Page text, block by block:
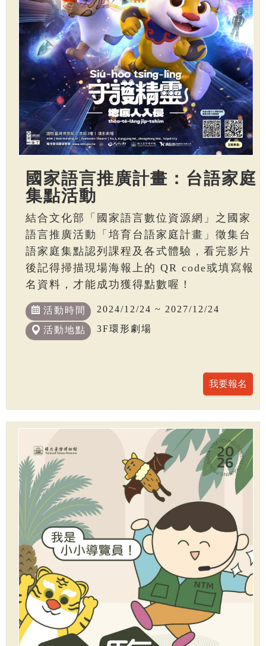
國家語言推廣計畫：台語家庭
集點活動
結合文化部「國家語言數位資源網」之國家
語言推廣活動「培育台語家庭計畫」徵集台
語家庭集點認列課程及各式體驗，看完影片
後記得掃描現場海報上的 QR code或填寫報
名資料，才能成功獲得點數喔！
活動時間 2024/12/24 ~ 2027/12/24
活動地點 3F環形劇場